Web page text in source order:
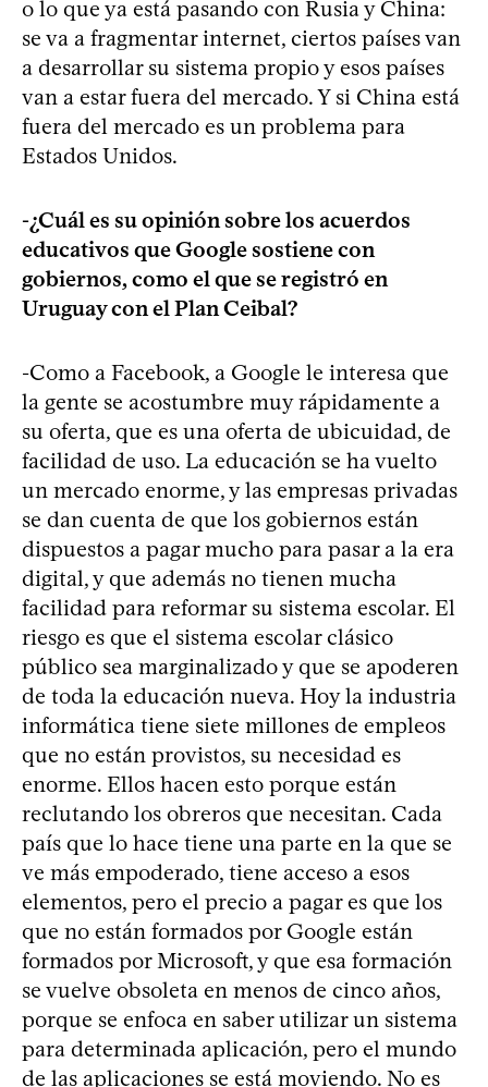
o lo que ya está pasando con Rusia y China:
se va a fragmentar internet, ciertos países van
a desarrollar su sistema propio y esos países
van a estar fuera del mercado. Y si China está
fuera del mercado es un problema para
Estados Unidos.
-¿Cuál es su opinión sobre los acuerdos
educativos que Google sostiene con
gobiernos, como el que se registró en
Uruguay con el Plan Ceibal?
-Como a Facebook, a Google le interesa que
la gente se acostumbre muy rápidamente a
su oferta, que es una oferta de ubicuidad, de
facilidad de uso. La educación se ha vuelto
un mercado enorme, y las empresas privadas
se dan cuenta de que los gobiernos están
dispuestos a pagar mucho para pasar a la era
digital, y que además no tienen mucha
facilidad para reformar su sistema escolar. El
riesgo es que el sistema escolar clásico
público sea marginalizado y que se apoderen
de toda la educación nueva. Hoy la industria
informática tiene siete millones de empleos
que no están provistos, su necesidad es
enorme. Ellos hacen esto porque están
reclutando los obreros que necesitan. Cada
país que lo hace tiene una parte en la que se
ve más empoderado, tiene acceso a esos
elementos, pero el precio a pagar es que los
que no están formados por Google están
formados por Microsoft, y que esa formación
se vuelve obsoleta en menos de cinco años,
porque se enfoca en saber utilizar un sistema
para determinada aplicación, pero el mundo
de las aplicaciones se está moviendo. No es